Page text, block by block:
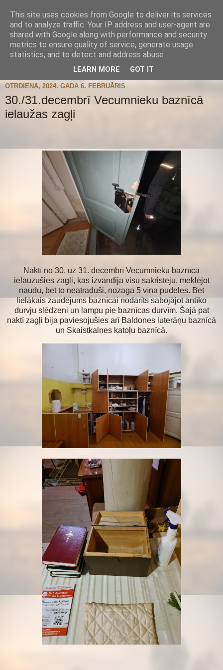
OTRDIENA, 2024. GADA 6. FEBRUĀRIS
30./31.decembrī Vecumnieku baznīcā
ielaužas zagļi
Naktī no 30. uz 31. decembrī Vecumnieku baznīcā
ielauzušies zagļi, kas izvandija visu sakristeju, meklējot
naudu, bet to neatraduši, nozaga 5 vīna pudeles. Bet
lielākais zaudējums baznīcai nodarīts sabojājot antīko
durvju slēdzeni un lampu pie baznīcas durvīm. Šajā pat
naktī zagļi bija paviesojušies arī Baldones luterāņu baznīcā
un Skaistkalnes katoļu baznīcā.
This site uses cookies from Google to deliver its services
and to analyze traffic. Your IP address and user-agent are
shared with Google along with performance and security
metrics to ensure quality of service, generate usage
statistics, and to detect and address abuse.
LEARN MORE GOT IT